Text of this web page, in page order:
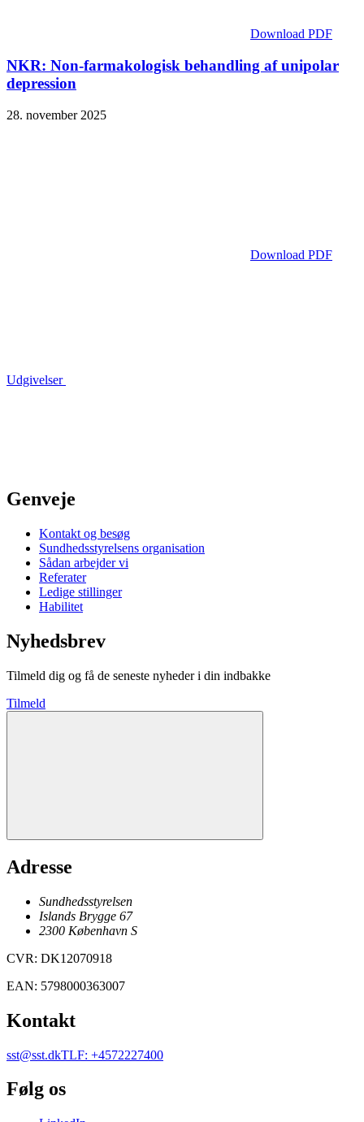
Download PDF
NKR: Non-farmakologisk behandling af unipolar
depression
28. november 2025
Download PDF
Udgivelser
Genveje
Kontakt og besøg
Sundhedsstyrelsens organisation
Sådan arbejder vi
Referater
Ledige stillinger
Habilitet
Nyhedsbrev
Tilmeld dig og få de seneste nyheder i din indbakke
Tilmeld
Adresse
Sundhedsstyrelsen
Islands Brygge 67
2300 København S
CVR: DK12070918
EAN: 5798000363007
Kontakt
sst@sst.dkTLF: +4572227400
Følg os